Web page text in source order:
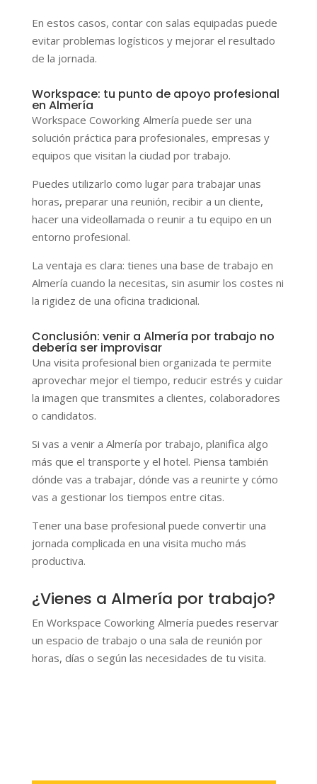
En estos casos, contar con salas equipadas puede
evitar problemas logísticos y mejorar el resultado
de la jornada.
Workspace: tu punto de apoyo profesional
en Almería
Workspace Coworking Almería puede ser una
solución práctica para profesionales, empresas y
equipos que visitan la ciudad por trabajo.
Puedes utilizarlo como lugar para trabajar unas
horas, preparar una reunión, recibir a un cliente,
hacer una videollamada o reunir a tu equipo en un
entorno profesional.
La ventaja es clara: tienes una base de trabajo en
Almería cuando la necesitas, sin asumir los costes ni
la rigidez de una oficina tradicional.
Conclusión: venir a Almería por trabajo no
debería ser improvisar
Una visita profesional bien organizada te permite
aprovechar mejor el tiempo, reducir estrés y cuidar
la imagen que transmites a clientes, colaboradores
o candidatos.
Si vas a venir a Almería por trabajo, planifica algo
más que el transporte y el hotel. Piensa también
dónde vas a trabajar, dónde vas a reunirte y cómo
vas a gestionar los tiempos entre citas.
Tener una base profesional puede convertir una
jornada complicada en una visita mucho más
productiva.
¿Vienes a Almería por trabajo?
En Workspace Coworking Almería puedes reservar
un espacio de trabajo o una sala de reunión por
horas, días o según las necesidades de tu visita.